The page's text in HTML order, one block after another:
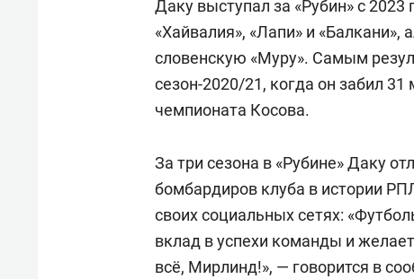
Даку выступал за «Рубин» с 2023
«Хайвалия», «Лапи» и «Балкани»,
словенскую «Муру». Самым
сезон-2020/21, когда он забил
чемпионата Косова.
За три сезона в «Рубине» Даку
бомбардиров клуба в истории
своих социальных сетях:
вклад в успехи команды и
всё, Мирлинд!», — говорится в